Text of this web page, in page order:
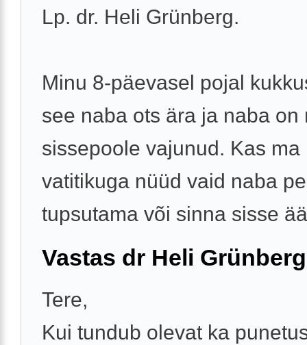
Lp. dr. Heli Grünberg.
Minu 8-päevasel pojal
see naba ots ära ja naba on
sissepoole vajunud. Kas ma
vatitikuga nüüd vaid naba
tupsutama või sinna sisse
Vastas dr Heli Grünberg
Tere,
Kui tundub olevat ka